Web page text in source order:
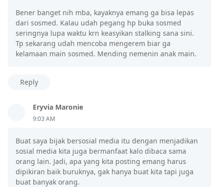
Bener banget nih mba, kayaknya emang ga bisa lepas
dari sosmed. Kalau udah pegang hp buka sosmed
seringnya lupa waktu krn keasyikan stalking sana sini.
Tp sekarang udah mencoba mengerem biar ga
kelamaan main sosmed. Mending nemenin anak main.
Reply
Eryvia Maronie
9:03 AM
Buat saya bijak bersosial media itu dengan menjadikan
sosial media kita juga bermanfaat kalo dibaca sama
orang lain. Jadi, apa yang kita posting emang harus
dipikiran baik buruknya, gak hanya buat kita tapi juga
buat banyak orang.